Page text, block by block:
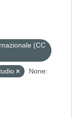
(CC
None: